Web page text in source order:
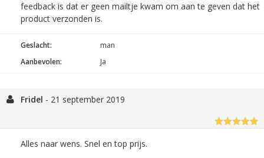
feedback is dat er geen mailtje kwam om aan te geven dat het
product verzonden is.
Geslacht:
man
Aanbevolen:
Ja
Fridel - 21 september 2019
Alles naar wens. Snel en top prijs.